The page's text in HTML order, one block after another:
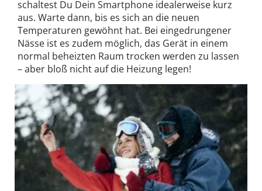
schaltest Du Dein Smartphone idealerweise kurz
aus. Warte dann, bis es sich an die neuen
Temperaturen gewöhnt hat. Bei eingedrungener
Nässe ist es zudem möglich, das Gerät in einem
normal beheizten Raum trocken werden zu lassen
– aber bloß nicht auf die Heizung legen!